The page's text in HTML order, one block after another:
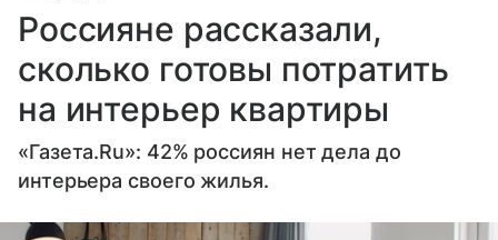
Россияне рассказали,
сколько готовы потратить
на интерьер квартиры
«Газета.Ru»: 42% россиян нет дела до
интерьера своего жилья.